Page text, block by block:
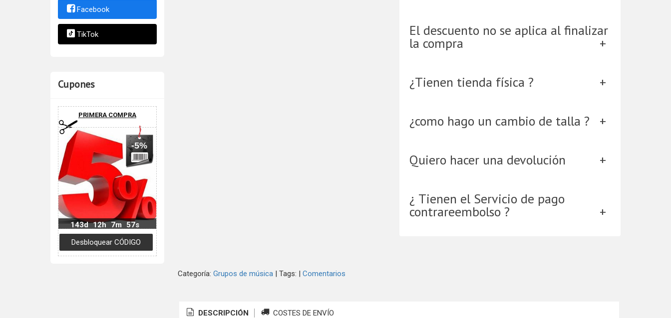
Facebook
TikTok
Cupones
PRIMERA COMPRA
-5%
143d 12h 7m 56s
El descuento no se aplica al finalizar
la compra
¿Tienen tienda física ?
¿como hago un cambio de talla ?
Quiero hacer una devolución
¿ Tienen el Servicio de pago
contrareembolso ?
Categoría: Grupos de música| Tags: | Comentarios
DESCRIPCIÓN COSTES DE ENVÍO